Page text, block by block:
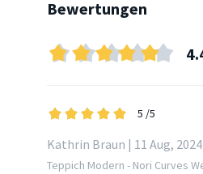
Bewertungen
5 /5
Kathrin Braun | 11 Aug, 2024
Teppich Modern - Nori Curves